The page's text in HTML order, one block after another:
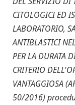
CITOLOGICI ED
LABORATORIO,
ANTIBLASTICI
PER LA DURATA
CRITERIO
VANTAGGIOSA
50/2016)